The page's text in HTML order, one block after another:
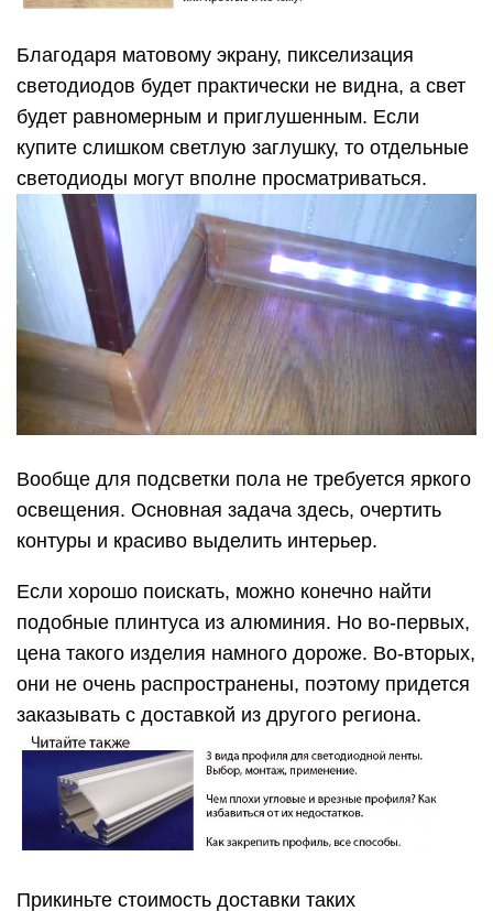
Вообще для подсветки пола не требуется яркого
освещения. Основная задача здесь, очертить
контуры и красиво выделить интерьер.
Если хорошо поискать, можно конечно найти
подобные плинтуса из алюминия. Но во-первых,
цена такого изделия намного дороже. Во-вторых,
они не очень распространены, поэтому придется
заказывать с доставкой из другого региона.
Прикиньте стоимость доставки таких
двухметровых хлыстов. К тому же высока
вероятность их повреждения. Грузчики запросто
А еще, если у вас не совсем идеальная стена,
гибкий ПВХ профиль встанет туда без особых
проблем, чего не скажешь про алюминий.
Запросто будут просматриваться все зазоры и
щели. ПВХ профиль имеет эластичные края,
стенки.